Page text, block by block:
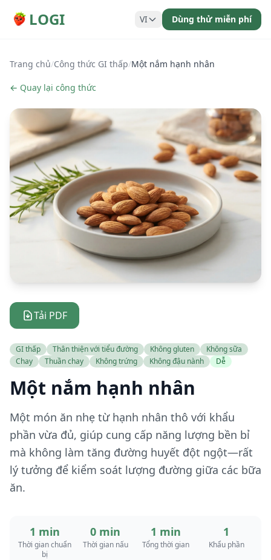
LOGI VI Dùng thử miễn phí
Trang chủ/Công thức GI thấp/Một nắm hạnh nhân
← Quay lại công thức
Tải PDF
GI thấp Thân thiện với tiểu đường Không gluten
Không sữa
Chay
Thuần chay Không trứng Không đậu nành Dễ
Một nắm hạnh nhân
Một món ăn nhẹ từ hạnh nhân thô với khẩu
phần vừa đủ, giúp cung cấp năng lượng bền bỉ
mà không làm tăng đường huyết đột ngột—rất
lý tưởng để kiểm soát lượng đường giữa các bữa
ăn.
1 min
Thời gian chuẩn
bị
0 min
Thời gian nấu
1 min
Tổng thời gian
1
Khẩu phần